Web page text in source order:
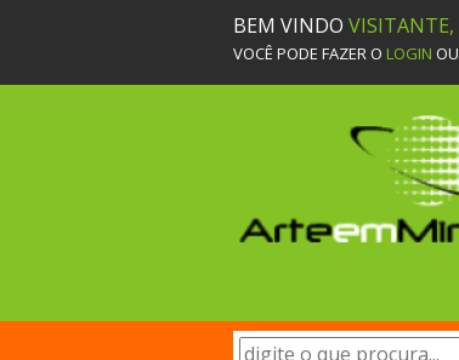
BEM VINDO VISITANTE,
VOCÊ PODE FAZER O LOGIN OU